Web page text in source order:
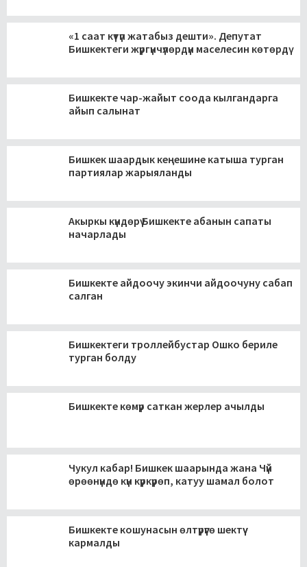
«1 саат күтүп жатабыз дешти». Депутат
Бишкектеги жүргүнчүлөрдүн маселесин көтөрдү
Бишкекте чар-жайыт соода кылгандарга
айып салынат
Бишкек шаардык кеңешине катыша турган
партиялар жарыяланды
Акыркы күндөрү Бишкекте абанын сапаты
начарлады
Бишкекте айдоочу экинчи айдоочуну сабап
салган
Бишкектеги троллейбустар Ошко бериле
турган болду
Бишкекте көмүр саткан жерлер ачылды
Чукул кабар! Бишкек шаарында жана Чүй
өрөөнүндө күн күркүрөп, катуу шамал болот
Бишкекте кошунасын өлтүрүүгө шектүү
кармалды